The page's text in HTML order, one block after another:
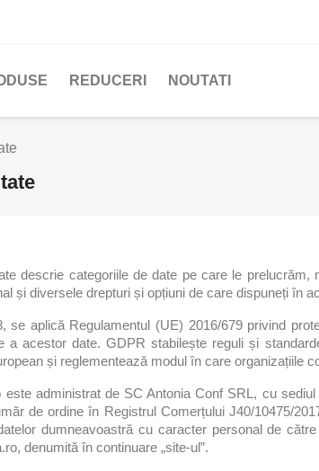
REDUCERI NOUTATI
descrie categoriile de date pe care le
și diversele drepturi și opțiuni de care dispuneți în
se aplică Regulamentul (UE) 2016/679 privind
a acestor date. GDPR stabilește reguli și
și reglementează modul în care organizațiile
este administrat de SC Antonia Conf SRL, cu
de ordine în Registrul Comerțului J40/10475/
dumneavoastră cu caracter personal de
denumită în continuare „site-ul”.